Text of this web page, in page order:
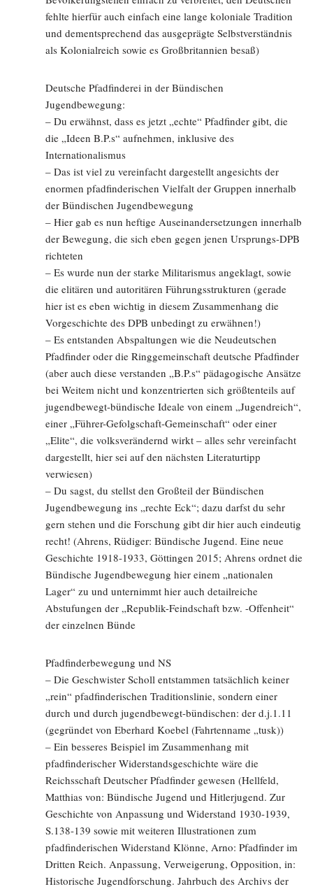
fehlte hierfür auch einfach eine lange koloniale Tradition
und dementsprechend das ausgeprägte Selbstverständnis
als Kolonialreich sowie es Großbritannien besaß)
Deutsche Pfadfinderei in der Bündischen
Jugendbewegung:
– Du erwähnst, dass es jetzt „echte“ Pfadfinder gibt, die
die „Ideen B.P.s“ aufnehmen, inklusive des
Internationalismus
– Das ist viel zu vereinfacht dargestellt angesichts der
enormen pfadfinderischen Vielfalt der Gruppen innerhalb
der Bündischen Jugendbewegung
– Hier gab es nun heftige Auseinandersetzungen innerhalb
der Bewegung, die sich eben gegen jenen Ursprungs-DPB
richteten
– Es wurde nun der starke Militarismus angeklagt, sowie
die elitären und autoritären Führungsstrukturen (gerade
hier ist es eben wichtig in diesem Zusammenhang die
Vorgeschichte des DPB unbedingt zu erwähnen!)
– Es entstanden Abspaltungen wie die Neudeutschen
Pfadfinder oder die Ringgemeinschaft deutsche Pfadfinder
(aber auch diese verstanden „B.P.s“ pädagogische Ansätze
bei Weitem nicht und konzentrierten sich größtenteils auf
jugendbewegt-bündische Ideale von einem „Jugendreich“,
einer „Führer-Gefolgschaft-Gemeinschaft“ oder einer
„Elite“, die volksverändernd wirkt – alles sehr vereinfacht
dargestellt, hier sei auf den nächsten Literaturtipp
verwiesen)
– Du sagst, du stellst den Großteil der Bündischen
Jugendbewegung ins „rechte Eck“; dazu darfst du sehr
gern stehen und die Forschung gibt dir hier auch eindeutig
recht! (Ahrens, Rüdiger: Bündische Jugend. Eine neue
Geschichte 1918-1933, Göttingen 2015; Ahrens ordnet die
Bündische Jugendbewegung hier einem „nationalen
Lager“ zu und unternimmt hier auch detailreiche
Abstufungen der „Republik-Feindschaft bzw. -Offenheit“
der einzelnen Bünde
Pfadfinderbewegung und NS
– Die Geschwister Scholl entstammen tatsächlich keiner
„rein“ pfadfinderischen Traditionslinie, sondern einer
durch und durch jugendbewegt-bündischen: der d.j.1.11
(gegründet von Eberhard Koebel (Fahrtenname „tusk))
– Ein besseres Beispiel im Zusammenhang mit
pfadfinderischer Widerstandsgeschichte wäre die
Reichsschaft Deutscher Pfadfinder gewesen (Hellfeld,
Matthias von: Bündische Jugend und Hitlerjugend. Zur
Geschichte von Anpassung und Widerstand 1930-1939,
S.138-139 sowie mit weiteren Illustrationen zum
pfadfinderischen Widerstand Klönne, Arno: Pfadfinder im
Dritten Reich. Anpassung, Verweigerung, Opposition, in:
Historische Jugendforschung. Jahrbuch des Archivs der